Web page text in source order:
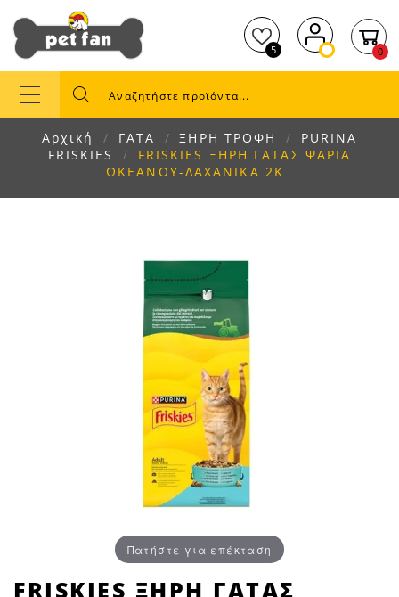
5 0
Αρχική ΓΑΤΑ ΞΗΡΗ ΤΡΟΦΗ
PURINA
FRISKIES
FRISKIES ΞΗΡΗ ΓΑΤΑΣ ΨΑΡΙΑ
ΩΚΕΑΝΟΥ-ΛΑΧΑΝΙΚΑ 2Κ
Πατήστε για επέκταση
FRISKIES
FRISKIES ΞΗΡΗ ΓΑΤΑΣ